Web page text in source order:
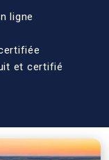
ligne
et certifié